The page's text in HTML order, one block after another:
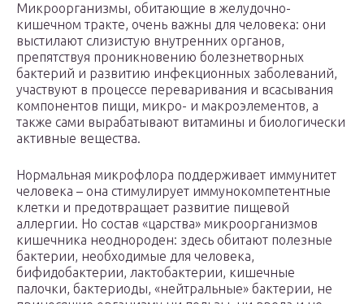
Микроорганизмы, обитающие в желудочно-
кишечном тракте, очень важны для человека: они
выстилают слизистую внутренних органов,
препятствуя проникновению болезнетворных
бактерий и развитию инфекционных заболеваний,
участвуют в процессе переваривания и всасывания
компонентов пищи, микро- и макроэлементов, а
также сами вырабатывают витамины и биологически
активные вещества.
Нормальная микрофлора поддерживает иммунитет
человека – она стимулирует иммунокомпетентные
клетки и предотвращает развитие пищевой
аллергии. Но состав «царства» микроорганизмов
кишечника неоднороден: здесь обитают полезные
бактерии, необходимые для человека,
бифидобактерии, лактобактерии, кишечные
палочки, бактериоды, «нейтральные» бактерии, не